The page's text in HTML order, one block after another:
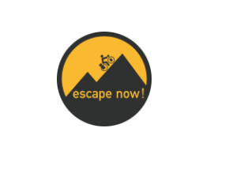
springen